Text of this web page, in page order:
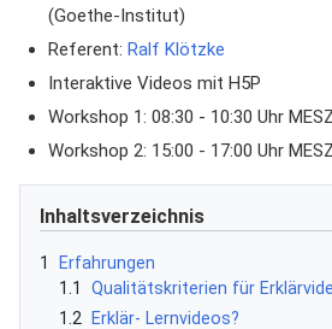
(Goethe-Institut)
Referent: Ralf Klötzke
Interaktive Videos mit H5P
Workshop 1: 08:30 - 10:30 Uhr MESZ
Workshop 2: 15:00 - 17:00 Uhr MESZ
Inhaltsverzeichnis
1
Erfahrungen
1.1
Qualitätskriterien für
1.2
Erklär- Lernvideos?